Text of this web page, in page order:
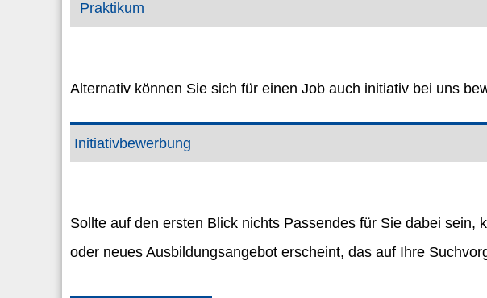
Praktikum
Alternativ können Sie sich für einen Job auch initiativ bei uns
Initiativbewerbung
Sollte auf den ersten Blick nichts Passendes für Sie dabei
oder neues Ausbildungsangebot erscheint, das auf Ihre